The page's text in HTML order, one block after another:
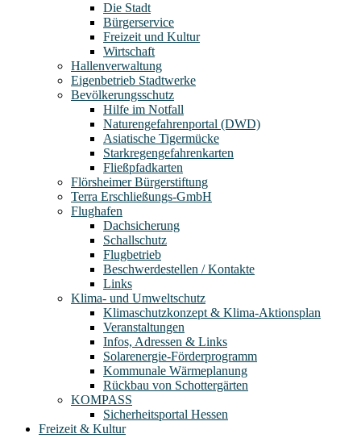
Die Stadt
Bürgerservice
Freizeit und Kultur
Wirtschaft
Hallenverwaltung
Eigenbetrieb Stadtwerke
Bevölkerungsschutz
Hilfe im Notfall
Naturengefahrenportal (DWD)
Asiatische Tigermücke
Starkregengefahrenkarten
Fließpfadkarten
Flörsheimer Bürgerstiftung
Terra Erschließungs-GmbH
Flughafen
Dachsicherung
Schallschutz
Flugbetrieb
Beschwerdestellen / Kontakte
Links
Klima- und Umweltschutz
Klimaschutzkonzept & Klima-Aktionsplan
Veranstaltungen
Infos, Adressen & Links
Solarenergie-Förderprogramm
Kommunale Wärmeplanung
Rückbau von Schottergärten
KOMPASS
Sicherheitsportal Hessen
Freizeit & Kultur